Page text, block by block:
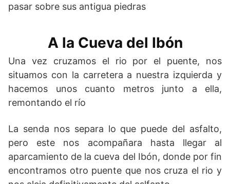
pasar sobre sus antigua piedras
A la Cueva del Ibón
Una vez cruzamos el rio por el puente, nos
situamos con la carretera a nuestra izquierda y
hacemos unos cuanto metros junto a ella,
remontando el río
La senda nos separa lo que puede del asfalto,
pero este nos acompañara hasta llegar al
aparcamiento de la cueva del Ibón, donde por fin
encontramos otro puente que nos cruza el rio y